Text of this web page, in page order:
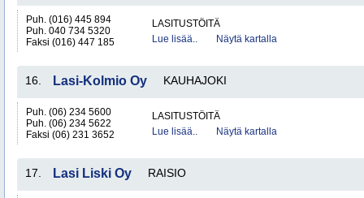
Puh. (016) 445 894
Puh. 040 734 5320
Faksi (016) 447 185
LASITUSTÖITÄ
Lue lisää..
Näytä kartalla
16. Lasi-Kolmio Oy KAUHAJOKI
Puh. (06) 234 5600
Puh. (06) 234 5622
Faksi (06) 231 3652
LASITUSTÖITÄ
Lue lisää..
Näytä kartalla
17. Lasi Liski Oy RAISIO